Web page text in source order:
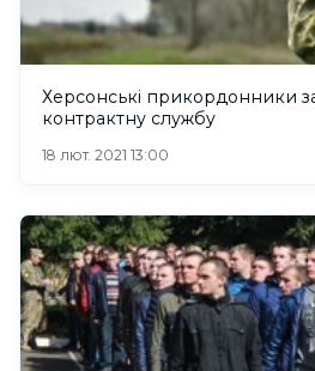
Херсонські прикордонники
контрактну службу
18 лют. 2021 13:00